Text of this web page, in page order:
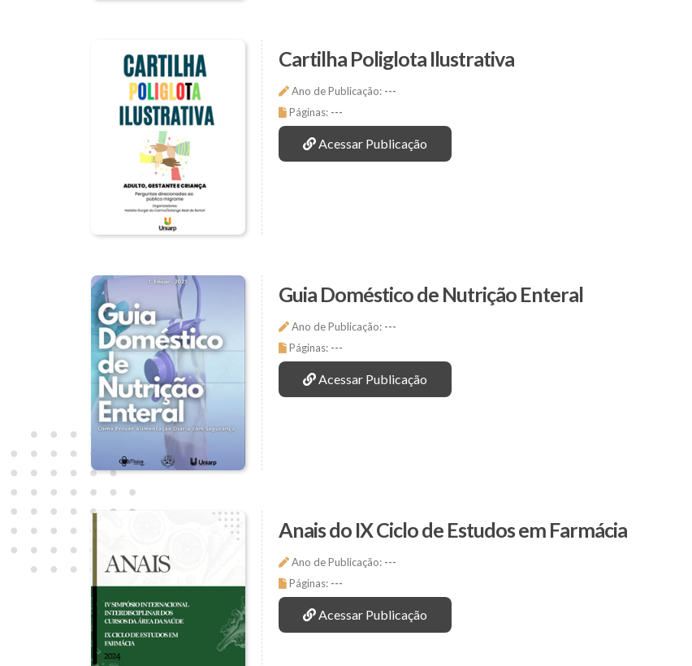
Cartilha Poliglota Ilustrativa
Ano de Publicação: ---
Páginas: ---
Acessar Publicação
Guia Doméstico de Nutrição Enteral
Ano de Publicação: ---
Páginas: ---
Acessar Publicação
Anais do IX Ciclo de Estudos em Farmácia
Ano de Publicação: ---
Páginas: ---
Acessar Publicação